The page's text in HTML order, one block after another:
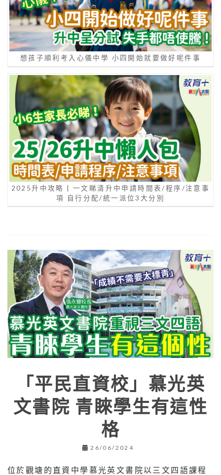
想孩子順利考入心儀中學 小四開始就要做好呢件事
2025升中攻略 | 一文睇清升中申請時間表/程序/注意事
項 自行分配/統一派位3大分別
「平民直資校」慕光英
文書院 青睞學生有這性
格
26/06/2024
位於觀塘的直資中學慕光英文書院以三文四語課程